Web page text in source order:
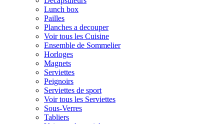
Lunch box
Pailles
Planches a decouper
Voir tous les Cuisine
Ensemble de Sommelier
Horloges
Magnets
Serviettes
Peignoirs
Serviettes de sport
Voir tous les Serviettes
Sous-Verres
Tabliers